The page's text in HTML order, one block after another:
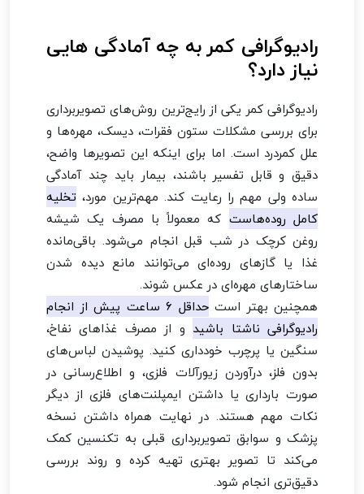
رادیوگرافی کمر به چه آمادگی هایی
نیاز دارد؟
رادیوگرافی کمر یکی از رایج‌ترین روش‌های تصویربرداری
برای بررسی مشکلات ستون فقرات، دیسک، مهره‌ها و
علل کمردرد است. اما برای اینکه این تصویرها واضح،
دقیق و قابل تفسیر باشند، بیمار باید چند آمادگی
ساده ولی مهم را رعایت کند. مهم‌ترین مورد، تخلیه
کامل روده‌هاست که معمولاً با مصرف یک شیشه
روغن کرچک در شب قبل انجام می‌شود. باقی‌مانده
غذا یا گازهای روده‌ای می‌توانند مانع دیده شدن
ساختارهای مهره‌ای در عکس شوند.
همچنین بهتر است
حداقل ۶ ساعت پیش از انجام
رادیوگرافی ناشتا باشید و از مصرف غذاهای نفاخ،
سنگین یا پرچرب خودداری کنید. پوشیدن لباس‌های
بدون فلز، درآوردن زیورآلات فلزی، و اطلاع‌رسانی در
صورت بارداری یا داشتن ایمپلنت‌های فلزی از دیگر
نکات مهم هستند. در نهایت همراه داشتن نسخه
پزشک و سوابق تصویربرداری قبلی به تکنسین کمک
می‌کند تا تصویر بهتری تهیه کرده و روند بررسی
دقیق‌تری انجام شود.